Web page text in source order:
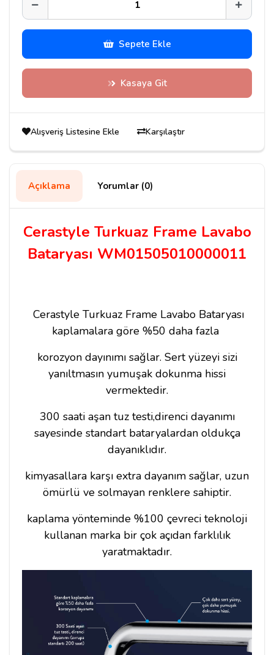
Sepete Ekle
Kasaya Git
Alışveriş Listesine Ekle Karşılaştır
Açıklama Yorumlar (0)
Cerastyle Turkuaz Frame Lavabo
Bataryası WM01505010000011
Cerastyle Turkuaz Frame Lavabo Bataryası
kaplamalara göre %50 daha fazla
korozyon dayınımı sağlar. Sert yüzeyi sizi
yanıltmasın yumuşak dokunma hissi
vermektedir.
300 saati aşan tuz testi,direnci dayanımı
sayesinde standart bataryalardan oldukça
dayanıklıdır.
kimyasallara karşı extra dayanım sağlar, uzun
ömürlü ve solmayan renklere sahiptir.
kaplama yönteminde %100 çevreci teknoloji
kullanan marka bir çok açıdan farklılık
yaratmaktadır.